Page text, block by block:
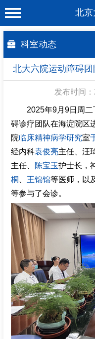
北京
科室动态
北大六院运动障碍
发布时间
2025年9月9日周
碍诊疗团队在海淀院区
院临床精神病学研究室
经内科袁俊亮主任、汪
主任、
陈宝玉护士长，
桐
王锦锦等医师，以
等参与了会诊。